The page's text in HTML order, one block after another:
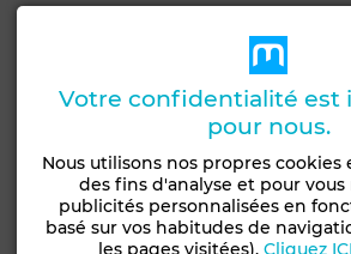
Voir plus de photos
Votre confidentialité est
pour nous.
Nous utilisons nos propres cookies
des fins d'analyse et pour
publicités personnalisées en
basé sur vos habitudes de
les pages visitées). Cliquez ICI